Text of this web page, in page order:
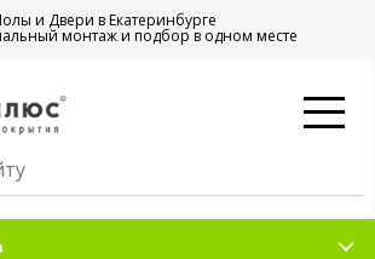
и Двери в Екатеринбурге
монтаж и подбор в одном месте